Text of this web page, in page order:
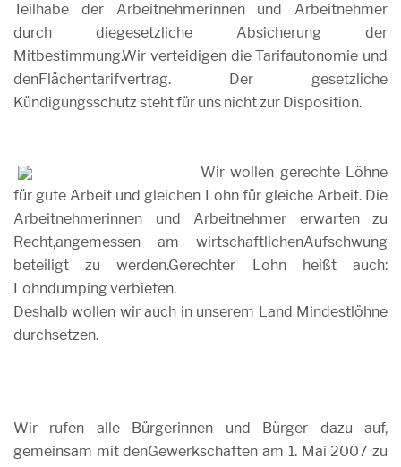
Teilhabe der Arbeitnehmerinnen und Arbeitnehmer
durch diegesetzliche Absicherung der
Mitbestimmung.Wir verteidigen die Tarifautonomie und
denFlächentarifvertrag. Der gesetzliche
Kündigungsschutz steht für uns nicht zur Disposition.
Wir wollen gerechte Löhne
für gute Arbeit und gleichen Lohn für gleiche Arbeit. Die
Arbeitnehmerinnen und Arbeitnehmer erwarten zu
Recht,angemessen am wirtschaftlichenAufschwung
beteiligt zu werden.Gerechter Lohn heißt auch:
Lohndumping verbieten.
Deshalb wollen wir auch in unserem Land Mindestlöhne
durchsetzen.
Wir rufen alle Bürgerinnen und Bürger dazu auf,
gemeinsam mit denGewerkschaften am 1. Mai 2007 zu